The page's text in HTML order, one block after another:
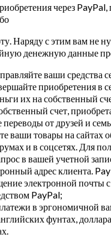
через PayPal,
Наряду с этим вам не
денежную данные
ваши средства
приобретения в
их на собственный
счет,
от друзей и
ваши товары на сайтах
и в соцсетях. Для
в вашей учетной
адрес клиента.
электронной почты
PayPal;
в эргономичной
фунтах,